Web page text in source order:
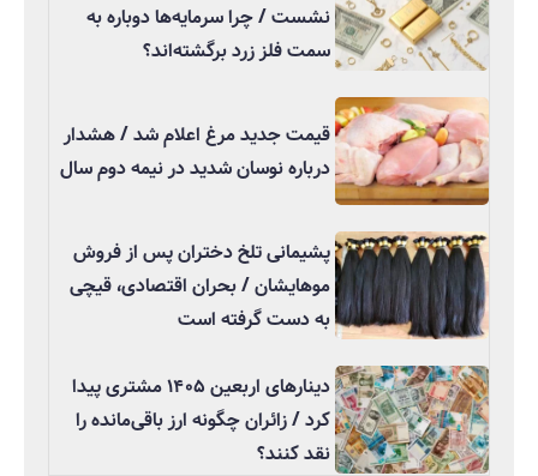
نشست / چرا سرمایه‌ها دوباره به
سمت فلز زرد برگشته‌اند؟
قیمت جدید مرغ اعلام شد / هشدار
درباره نوسان شدید در نیمه دوم سال
پشیمانی تلخ دختران پس از فروش
موهایشان / بحران اقتصادی، قیچی
به دست گرفته است
دینارهای اربعین ۱۴۰۵ مشتری پیدا
کرد / زائران چگونه ارز باقی‌مانده را
نقد کنند؟